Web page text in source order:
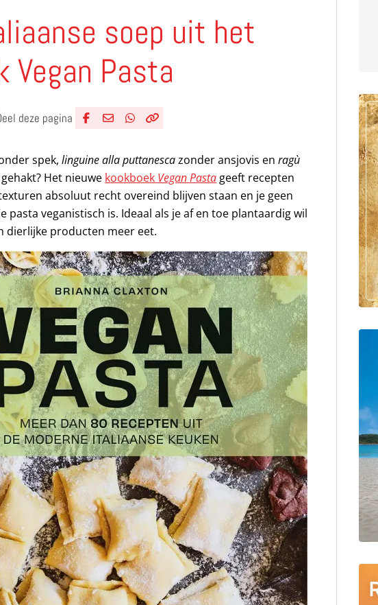
soep uit het
Vegan Pasta
deze pagina
spek,linguine alla puttanescazonder ansjovis enragù
Het nieuwe kookboek Vegan Pasta geeft recepten
absoluut recht overeind blijven staan en je geen
pasta veganistisch is. Ideaal als je af en toe plantaardig wil
dierlijke producten meer eet.